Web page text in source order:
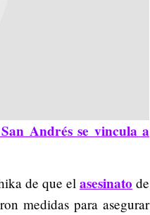
Andrés se vincula a
de que el asesinato de
medidas para asegurar